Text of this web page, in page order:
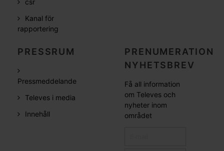
csr
Kanal för
rapportering
PRESSRUM
Pressmeddelande
Televes i media
Innehåll
PRENUMERATION
NYHETSBREV
Få all information
om Televes och
nyheter inom
området